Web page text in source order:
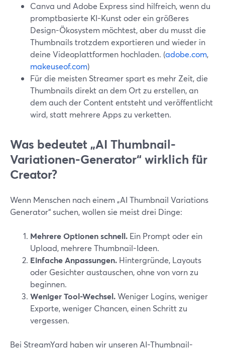
Canva und Adobe Express sind hilfreich, wenn du
promptbasierte KI-Kunst oder ein größeres
Design-Ökosystem möchtest, aber du musst die
Thumbnails trotzdem exportieren und wieder in
deine Videoplattformen hochladen. (adobe.com,
makeuseof.com)
Für die meisten Streamer spart es mehr Zeit, die
Thumbnails direkt an dem Ort zu erstellen, an
dem auch der Content entsteht und veröffentlicht
wird, statt mehrere Apps zu verketten.
Was bedeutet „AI Thumbnail-
Variationen-Generator“ wirklich für
Creator?
Wenn Menschen nach einem „AI Thumbnail Variations
Generator“ suchen, wollen sie meist drei Dinge:
Mehrere Optionen schnell. Ein Prompt oder ein
Upload, mehrere Thumbnail-Ideen.
Einfache Anpassungen. Hintergründe, Layouts
oder Gesichter austauschen, ohne von vorn zu
beginnen.
Weniger Tool-Wechsel.Weniger Logins, weniger
Exporte, weniger Chancen, einen Schritt zu
vergessen.
Bei StreamYard haben wir unseren AI-Thumbnail-